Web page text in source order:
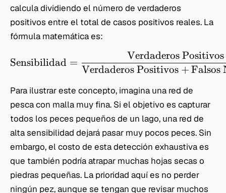
calcula dividiendo el número de verdaderos
positivos entre el total de casos positivos reales. La
fórmula matemática es:
Sensibilidad =
Verdaderos Positivos + Falsos
Verdaderos Positivos
Para ilustrar este concepto, imagina una red de
pesca con malla muy fina. Si el objetivo es capturar
todos los peces pequeños de un lago, una red de
alta sensibilidad dejará pasar muy pocos peces. Sin
embargo, el costo de esta detección exhaustiva es
que también podría atrapar muchas hojas secas o
piedras pequeñas. La prioridad aquí es no perder
ningún pez, aunque se tengan que revisar muchos